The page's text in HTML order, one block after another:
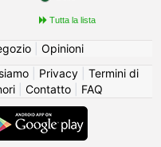
Tutta la lista
| Opinioni
| Privacy| Termini di
| Contatto| FAQ